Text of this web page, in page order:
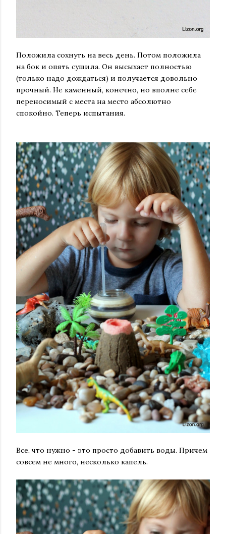
Положила сохнуть на весь день. Потом положила
на бок и опять сушила. Он высыхает полностью
(только надо дождаться) и получается довольно
прочный. Не каменный, конечно, но вполне себе
переносимый с места на место абсолютно
спокойно. Теперь испытания.
Все, что нужно - это просто добавить воды. Причем
совсем не много, несколько капель.